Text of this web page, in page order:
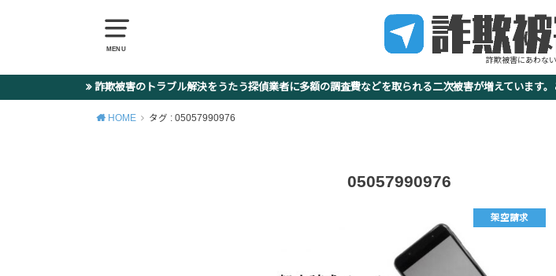
MENU
詐欺被害にあわな
詐欺被害のトラブル解決をうたう探偵業者に多額の調査費などを取られる二次被害が増えて
HOME タグ : 05057990976
05057990976
架空請求